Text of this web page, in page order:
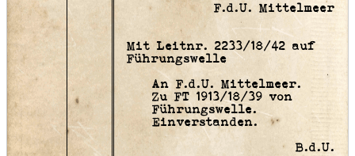
F.d.U. Mittelmeer
Mit Leitnr. 2233/18/42 auf
Führungswelle
An F.d.U. Mittelmeer.
Zu FT 1913/18/39 von
Führungswelle.
Einverstanden.
B.d.U.